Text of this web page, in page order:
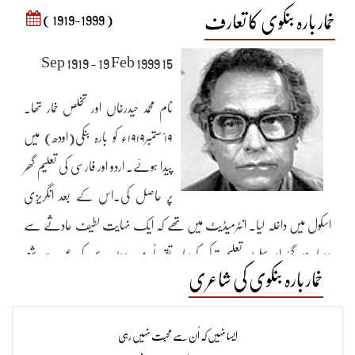
خمار بارہ بنکوی کا تعارف ( 1919-1999 )
15 Sep 1919 - 19 Feb 1999
نام محمد حیدرخاں اور تخلص خمار تھا۔
۱۹؍ستمبر۱۹۱۹ء کو بارہ بنکی(اودھ) میں
پیدا ہوئے۔ اردو اور فارسی کی تعلیم گھر
پر حاصل کی۔اس کے بعد انگریزی
اسکول میں داخلہ لیا۔ انٹرمیڈیٹ میں تھے کہ ایک نہایت لطیف حادثے سے
دوچار ہوگئے اور سلسلہ تعلیم ترک کردیا۔ تقریباً پندرہ سولہ برس کی عمر سے شعر
موزوں کرنے لگے۔ ابتدا میں کچھ دنوں قرار بارہ بنکوی کو کلام دکھایا، لیکن بعد میں
کا ترنم بہت اچھا تھا۔ ان کی تصانیف کے نام یہ ہیں:’حدیث دیگراں‘، ’آتش
خمار بارہ بنکوی کی شاعری
ایسا نہیں کہ اُن سے محبّت نہیں رہی